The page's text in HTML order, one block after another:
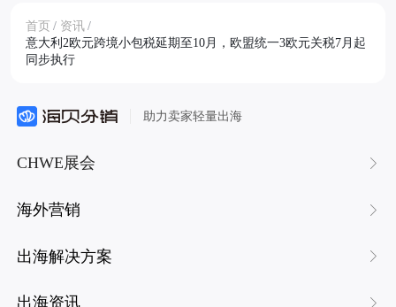
首页 / 资讯 /
意大利2欧元跨境小包税延期至10月，欧盟统一3欧元关税7月起
同步执行
助力卖家轻量出海
CHWE展会
海外营销
出海解决方案
出海资讯